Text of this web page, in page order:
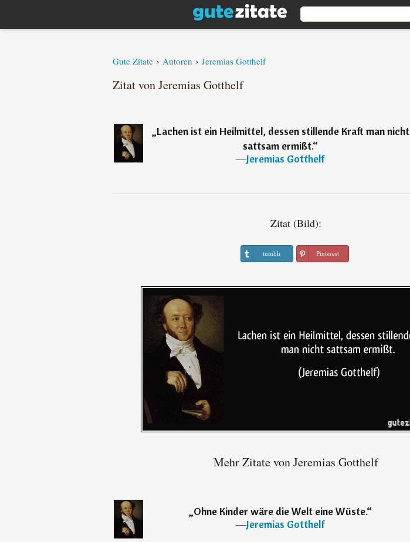
Gute Zitate › Autoren › Jeremias Gotthelf
Zitat von Jeremias Gotthelf
„Lachen ist ein Heilmittel, dessen stillende Kraft man nicht
sattsam ermißt.“
―Jeremias Gotthelf
Zitat (Bild):
tumblr Pinterest
Mehr Zitate von Jeremias Gotthelf
„Ohne Kinder wäre die Welt eine Wüste.“
―Jeremias Gotthelf